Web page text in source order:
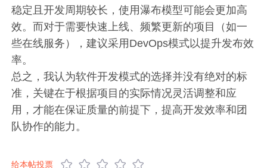
稳定且开发周期较长，使用瀑布模型可能会更加高
效。而对于需要快速上线、频繁更新的项目（如一
些在线服务），建议采用DevOps模式以提升发布效
率。
总之，我认为软件开发模式的选择并没有绝对的标
准，关键在于根据项目的实际情况灵活调整和应
用，才能在保证质量的前提下，提高开发效率和团
队协作的能力。
给本帖投票